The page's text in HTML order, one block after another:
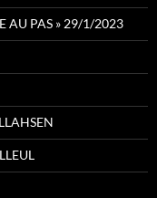
AU PAS » 29/1/2023